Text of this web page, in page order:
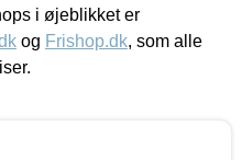
i øjeblikket er
og Frishop.dk, som alle